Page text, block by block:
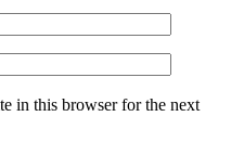
in this browser for the next